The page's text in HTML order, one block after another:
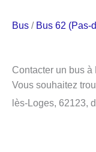
Bus / Bus 62 (Pas-
Contacter un bus
Vous souhaitez
lès-Loges, 62123,